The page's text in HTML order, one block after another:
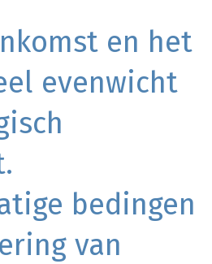
en het
evenwicht
bedingen
van